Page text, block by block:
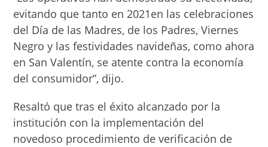
evitando que tanto en 2021en las celebraciones
del Día de las Madres, de los Padres, Viernes
Negro y las festividades navideñas, como ahora
en San Valentín, se atente contra la economía
del consumidor”, dijo.
Resaltó que tras el éxito alcanzado por la
institución con la implementación del
novedoso procedimiento de verificación de